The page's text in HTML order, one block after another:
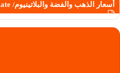
أسعار الذهب والفضة والبلاتينيوم/ Gold, Silver and Platinum Rate